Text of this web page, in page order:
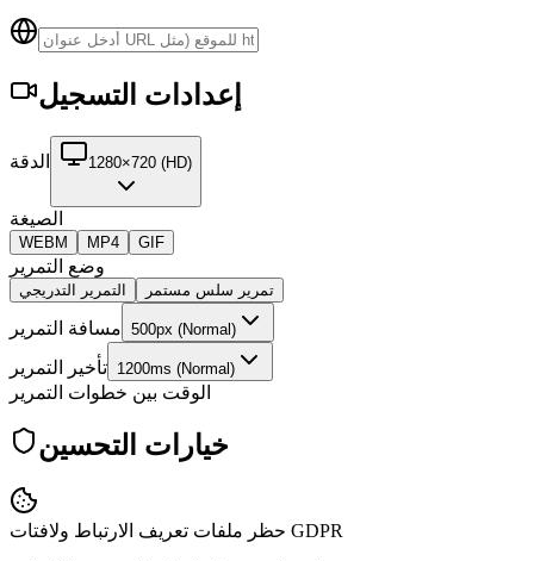
إعدادات التسجيل
الدقة 1280×720 (HD)
الصيغة
WEBM MP4 GIF
وضع التمرير
التمرير التدريجي تمرير سلس مستمر
مسافة التمرير 500px (Normal)
تأخير التمرير 1200ms (Normal)
الوقت بين خطوات التمرير
خيارات التحسين
حظر ملفات تعريف الارتباط ولافتات GDPR